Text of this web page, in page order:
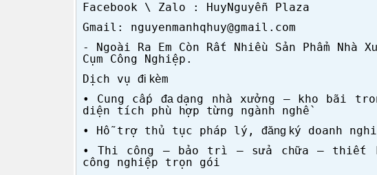
Facebook \ Zalo : HuyNguyễn Plaza
Gmail: nguyenmanhqhuy@gmail.com
- Ngoài Ra Em Còn Rất Nhiều Sản Phẩm Nhà X
Cụm Công Nghiệp.
Dịch vụ đi kèm
• Cung cấp đa dạng nhà xưởng – kho bãi
diện tích phù hợp từng ngành nghề
• Hỗ trợ thủ tục pháp lý, đăng ký doanh nghi
• Thi công – bảo trì – sửa chữa – thiết
công nghiệp trọn gói